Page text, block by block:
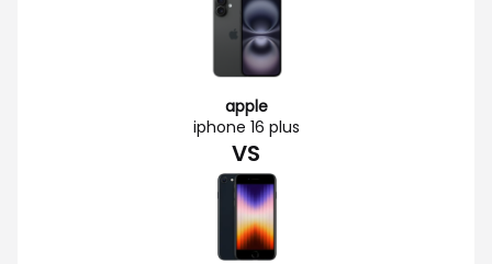
apple
iphone 16 plus
VS